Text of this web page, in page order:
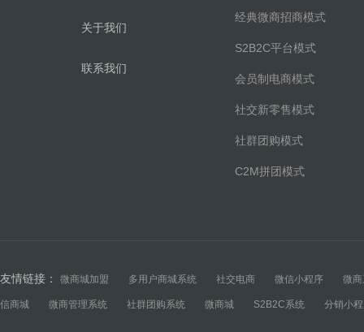
关于我们
联系我们
经典微商招商模式
S2B2C平台模式
会员制电商模式
社交新零售模式
社群团购模式
C2M拼团模式
友情链接： 微商城加盟 多用户商城系统 社交电商 微信小程序 微
信商城 微商管理系统 社群团购系统 微商城 S2B2C系统 分销小